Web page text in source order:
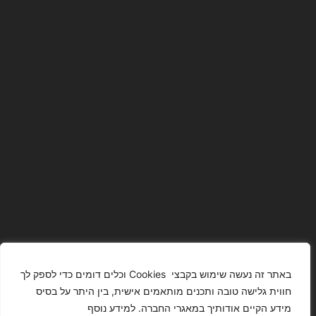
באתר זה נעשה שימוש בקבצי Cookies וכלים דומים כדי לספק לך
חווית גלישה טובה ותכנים מותאמים אישית, בין היתר על בסיס
מידע הקיים אודותיך במאגרי החברה. למידע נוסף
התמונות כל הזכויות